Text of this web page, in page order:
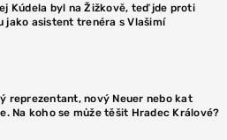
Kúdela byl na Žižkově, teď jde proti
jako asistent trenéra s Vlašimí
reprezentant, nový Neuer nebo kat
Na koho se může těšit Hradec Králové?